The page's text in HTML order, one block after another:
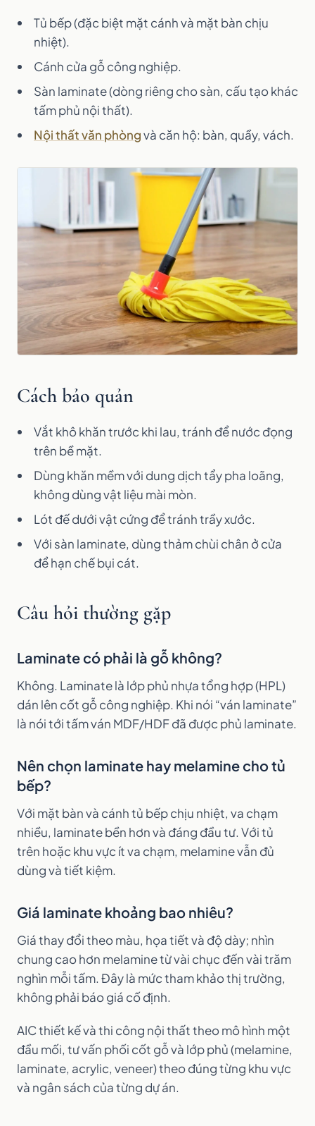
Tủ bếp (đặc biệt mặt cánh và mặt bàn chịu
nhiệt).
Cánh cửa gỗ công nghiệp.
Sàn laminate (dòng riêng cho sàn, cấu tạo khác
tấm phủ nội thất).
Nội thất văn phòngvà căn hộ: bàn, quầy, vách.
Cách bảo quản
Vắt khô khăn trước khi lau, tránh để nước đọng
trên bề mặt.
Dùng khăn mềm với dung dịch tẩy pha loãng,
không dùng vật liệu mài mòn.
Lót đế dưới vật cứng để tránh trầy xước.
Với sàn laminate, dùng thảm chùi chân ở cửa
để hạn chế bụi cát.
Câu hỏi thường gặp
Laminate có phải là gỗ không?
Không. Laminate là lớp phủ nhựa tổng hợp (HPL)
dán lên cốt gỗ công nghiệp. Khi nói “ván laminate”
là nói tới tấm ván MDF/HDF đã được phủ laminate.
Nên chọn laminate hay melamine cho tủ
bếp?
Với mặt bàn và cánh tủ bếp chịu nhiệt, va chạm
nhiều, laminate bền hơn và đáng đầu tư. Với tủ
trên hoặc khu vực ít va chạm, melamine vẫn đủ
dùng và tiết kiệm.
Giá laminate khoảng bao nhiêu?
Giá thay đổi theo màu, họa tiết và độ dày; nhìn
chung cao hơn melamine từ vài chục đến vài trăm
nghìn mỗi tấm. Đây là mức tham khảo thị trường,
không phải báo giá cố định.
AIC thiết kế và thi công nội thất theo mô hình một
đầu mối, tư vấn phối cốt gỗ và lớp phủ (melamine,
laminate, acrylic, veneer) theo đúng từng khu vực
và ngân sách của từng dự án.